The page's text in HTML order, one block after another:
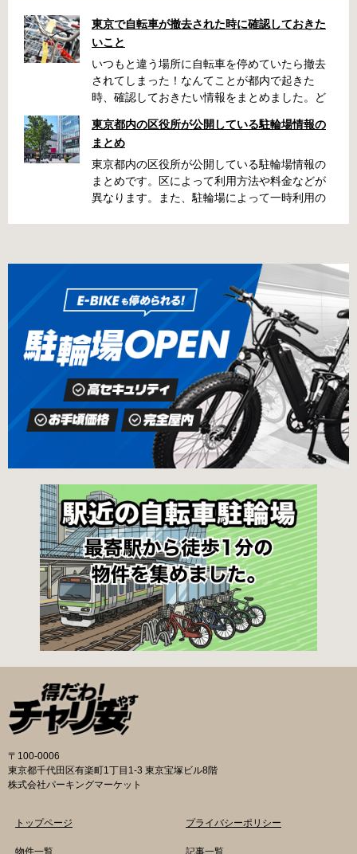
東京で自転車が撤去された時に確認しておきた
いこと
いつもと違う場所に自転車を停めていたら撤去
されてしまった！なんてことが都内で起きた
時、確認しておきたい情報をまとめました。ど
くらい？なんて疑問が浮かぶかと思います。事
前に確認していざという時対処しましょう。 千
代田区 / 新宿区 / 品川区 / 港区 / 中央区 / 大田区
/ 北区 / 墨田区 / 渋谷区 / 葛飾区 千代田区で撤去
された場合 猿楽町保管場所 住所 千代田区神田
の地図が置いてあります） 東京メトロ半蔵門
線、都営新宿・三田線神保町駅から徒歩7分 大
手町高架下自転車保管場所 住所 千代田区大手町
二丁目4番 電話 050-2018-6466（千代田区自転
車対策コールセンター） 最寄駅 東京メトロ半蔵
門線、丸の内線大手町駅A5出口 東京メトロ東西
線大手町駅B3出口 返還の際に必要な書類 返還
料 2,000円 自転車の鍵 身分証明証 千代田区HP
はこちら 新宿区で撤去された場合 内藤町自転車
保管場所 住所 新宿区内藤町11番地 ※都立新
宿高校東隣（内藤町11番地4号） 電話 03-5273-
3896 最寄駅 東京メトロ丸ノ内線新宿三丁目駅
から徒歩3分 東京メトロ丸ノ内線新宿御苑前駅
から徒歩6分 JR新宿駅から徒歩8分 西新宿自転
車保管場所 住所
東京都内の区役所が公開している駐輪場情報の
まとめ
東京都内の区役所が公開している駐輪場情報の
まとめです。区によって利用方法や料金などが
異なります。また、駐輪場によって一時利用の
の自転車駐輪場 利用方法 利用登録申請書の提出
申請期間内に利用登録申請書（PDF：
1,396KB） と必要書類を環境まちづくり総務課
あてに郵送（申請期間消印有効）または、期間
内に環境まちづくり総務課（区役所5階5B窓
口）、各出張所の受付時間中に直接お持ちくだ
さい（郵送先・各出張所の受付時間）。電話・
ファクス・メールでは申請できません。 利用料
金 登録手数料 区民3,000円 区外居住者6,000円
生活保護受給者免除（詳しくはお問い合わせく
ださい） ただし、自転車利用者で高校生以下は
3,000円（区内、区外在住を問わず） 定期利用
料金 各駐輪場で定期利用料金が異なります。詳
細は各駐輪場または管理会社にお問い合わせく
ださい。 一時利用料金 2時間まで：0円 10時間
まで：100円 10時間を超えて5時間ごと：100円
千代田区HPはこちら 新宿区の自転車駐輪場 利
用方法 利用登録申請書の提出 利用申請書（申請
窓口で配布。新宿区 ホームページからも取り出
せます）を各申請窓口、交通対策課自転車対策
係（本庁舎7階）・特別出張所に直接お持ちくだ
さい。交通対策課では郵送申請（2月8日 消印有
効）・電子申請も受け付けています。 次年度の
利用に関しては、毎年1月ごろに利用申請一斉受
付を行います。（詳細は区広報、HP等でご案内
いたします。） 登録が決定した方は、交通対策
課から郵送する「利用申請結果通知」「納付
書」と利用料金を指定の自転等駐輪場にお持ち
の上、手続きをしてください。 ※収容台数を超
す。 利用料金 登録手数料 不要です。 定期利用
料金 自転車等駐輪場：1,800円／月 路上自転車
円／年 ※各駐輪場で定期利用料金が異なりま
わせください。 一時利用料金 各駐輪場で一時利
〒100-0006
東京都千代田区有楽町1丁目1-3 東京宝塚ビル8階
株式会社パーキングマーケット
トップページ
物件一覧
プライバシーポリシー
記事一覧